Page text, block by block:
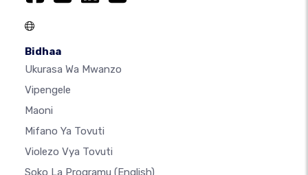
Bidhaa
Ukurasa Wa Mwanzo
Vipengele
Maoni
Mifano Ya Tovuti
Violezo Vya Tovuti
Soko La Programu (English)